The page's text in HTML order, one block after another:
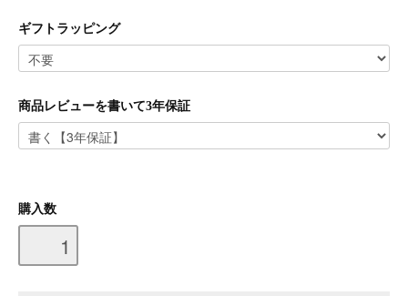
ギフトラッピング
商品レビューを書いて3年保証
購入数